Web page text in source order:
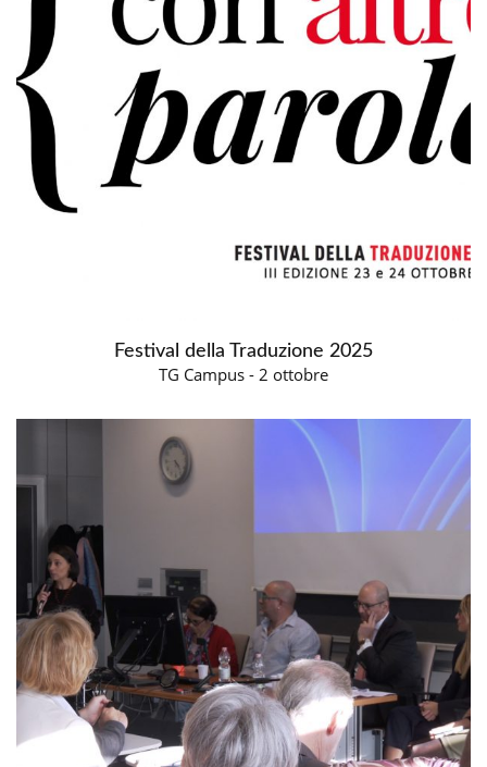
Festival della Traduzione 2025
TG Campus - 2 ottobre